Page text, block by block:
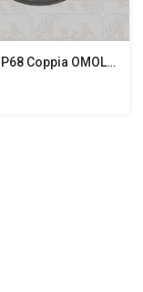
Fanali Tondi Posteriore A Led 12 V 24 V IP68 Coppia OMOLOGATO